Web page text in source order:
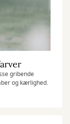
gribende
og kærlighed.